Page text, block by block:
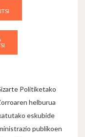
Politiketako
helburua
eskubide
publikoen